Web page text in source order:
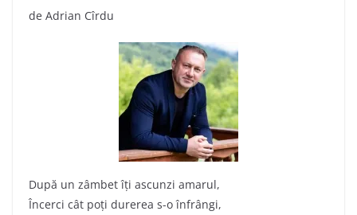
de Adrian Cîrdu
După un zâmbet îți ascunzi amarul,
Încerci cât poți durerea s-o înfrângi,